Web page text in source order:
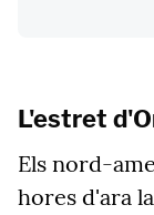
L'estret
Els nord-
hores d'ara